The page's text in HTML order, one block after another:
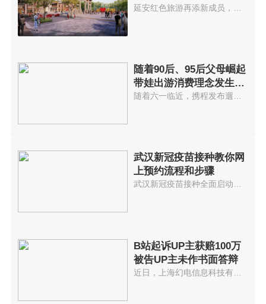
街区
随着90后、95后父母崛起
带娃出游消费理念发生变
化
随着六一临近，携程发布遛娃出游...
武汉新冠疫苗接种教你网
上预约流程和步骤
武汉新冠疫苗接种全面启动网上预...
B站起诉UP主获赔100万
被告UP主未作书面答辩